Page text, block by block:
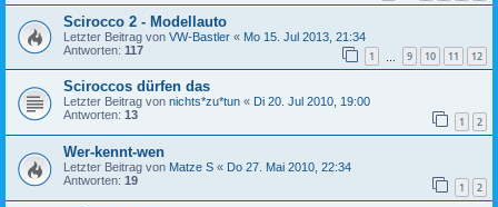
Scirocco 2 - Modellauto
Letzter Beitrag von VW-Bastler « Mo 15. Jul 2013, 21:34
Antworten: 117 1 9 10 11 12
Sciroccos dürfen das
Letzter Beitrag von nichts*zu*tun « Di 20. Jul 2010, 19:00
Antworten: 13 1 2
Wer-kennt-wen
Letzter Beitrag von Matze S « Do 27. Mai 2010, 22:34
Antworten: 19 1 2